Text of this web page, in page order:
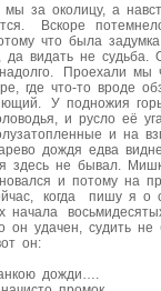
за околицу, а
Вскоре
что была
да видать не
Проехали
где что-то вроде
У подножия
и русло её
и на
дождя едва
я здесь не бывал.
и потому на
когда пишу я о
начала
он удачен, судить
он:
дожди….